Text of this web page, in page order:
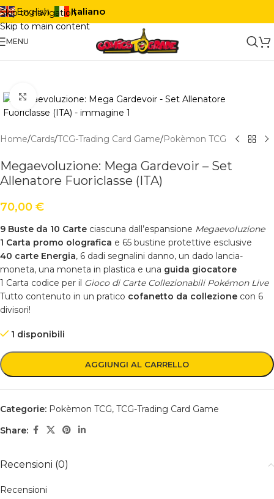
Skip to navigation
Skip to main content
English Italiano
MENU
Click to enlarge
Home/Cards/TCG-Trading Card Game/Pokèmon TCG
Megaevoluzione: Mega Gardevoir – Set
Allenatore Fuoriclasse (ITA)
70,00 €
9 Buste da 10 Carte ciascuna dall’espansione Megaevoluzione
1 Carta promo olografica e 65 bustine protettive esclusive
40 carte Energia, 6 dadi segnalini danno, un dado lancia-
moneta, una moneta in plastica e una guida giocatore
1 Carta codice per il Gioco di Carte Collezionabili Pokémon Live
Tutto contenuto in un pratico cofanetto da collezione con 6
divisori!
1 disponibili
AGGIUNGI AL CARRELLO
Categorie: Pokèmon TCG, TCG-Trading Card Game
Share:
Recensioni (0)
Recensioni